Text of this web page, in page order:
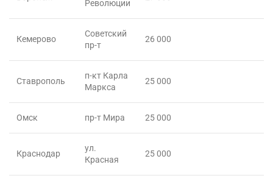
Революции
Кемерово
Советский
пр-т
26 000
Ставрополь
п-кт Карла
Маркса
25 000
Омск пр-т Мира 25 000
Краснодар
ул.
Красная
25 000